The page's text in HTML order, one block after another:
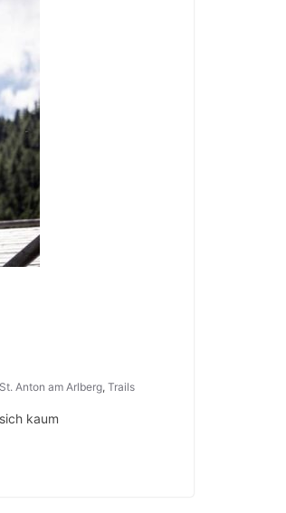
St. Anton am Arlberg, Trails
kaum